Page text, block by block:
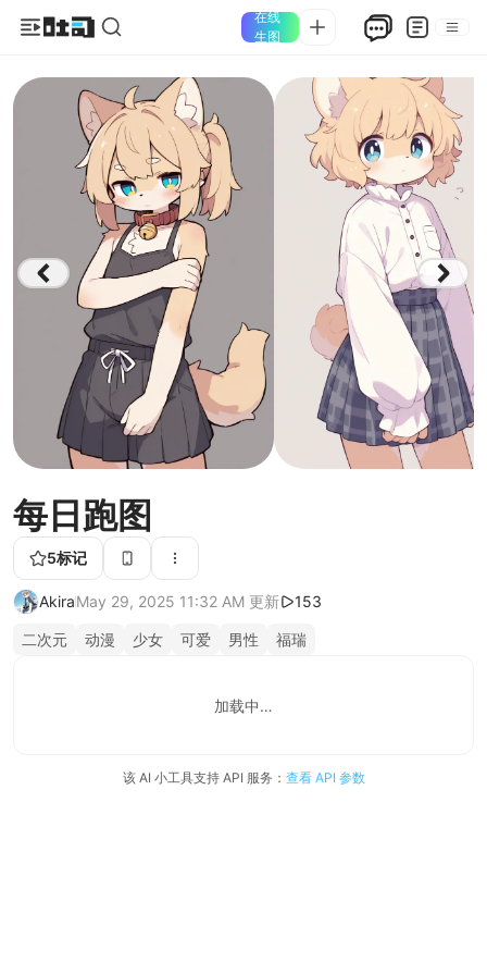
在线
生图
每日跑图
5标记
AkiraMay 29, 2025 11:32 AM 更新 153
二次元 动漫 少女 可爱 男性 福瑞
加载中…
该 AI 小工具支持 API 服务： 查看 API 参数